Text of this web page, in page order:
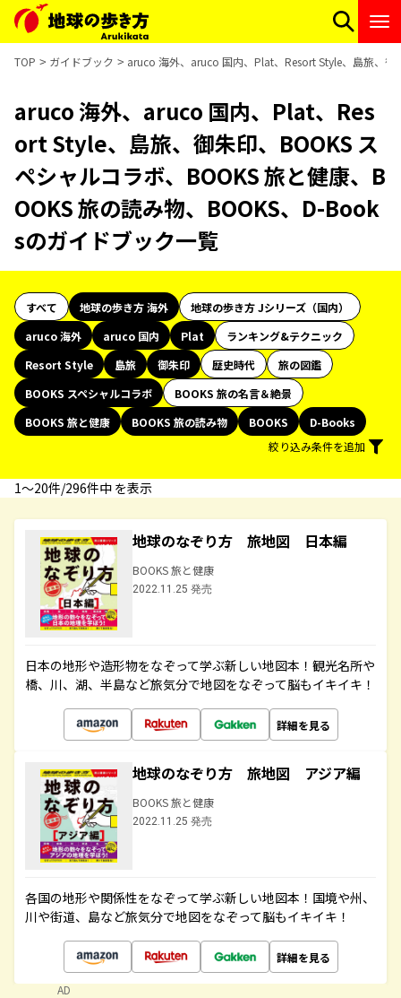
TOP ガイドブック aruco 海外、aruco 国内、Plat、Resort Style、島旅、御
aruco 海外、aruco 国内、Plat、Res
ort Style、島旅、御朱印、BOOKS ス
ペシャルコラボ、BOOKS 旅と健康、B
OOKS 旅の読み物、BOOKS、D-Book
sのガイドブック一覧
すべて 地球の歩き方 海外
地球の歩き方 Jシリーズ（国内）
aruco 海外
aruco 国内 Plat
ランキング&テクニック
Resort Style
島旅 御朱印 歴史時代
旅の図鑑
BOOKS スペシャルコラボ
BOOKS 旅の名言＆絶景
BOOKS 旅と健康
BOOKS 旅の読み物 BOOKS
D-Books
絞り込み条件を追加
1〜20件/296件中 を表示
地球のなぞり方 旅地図 日本編
BOOKS 旅と健康
2022.11.25 発売
日本の地形や造形物をなぞって学ぶ新しい地図本！観光名所や
橋、川、湖、半島など旅気分で地図をなぞって脳もイキイキ！
詳細を見る
地球のなぞり方 旅地図 アジア編
BOOKS 旅と健康
2022.11.25 発売
各国の地形や関係性をなぞって学ぶ新しい地図本！国境や州、
川や街道、島など旅気分で地図をなぞって脳もイキイキ！
詳細を見る
AD